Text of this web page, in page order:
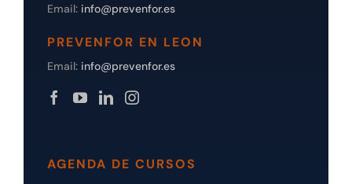
Email: info@prevenfor.es
PREVENFOR EN LEON
Email: info@prevenfor.es
AGENDA DE CURSOS